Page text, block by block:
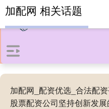
加配网_配资优选_合法配
股票配资公司坚持创新发
加配网 相关话题